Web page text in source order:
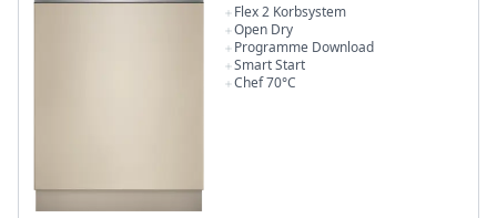
Flex 2 Korbsystem
Open Dry
Programme Download
Smart Start
Chef 70°C